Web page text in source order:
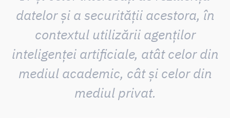
datelor și a securității acestora, în
contextul utilizării agenților
inteligenței artificiale, atât celor din
mediul academic, cât și celor din
mediul privat.